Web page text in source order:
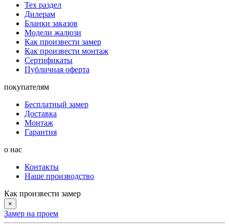
Тех раздел
Дилерам
Бланки заказов
Модели жалюзи
Как произвести замер
Как произвести монтаж
Сертификаты
Публичная оферта
покупателям
Бесплатный замер
Доставка
Монтаж
Гарантия
о нас
Контакты
Наше производство
Как произвести замер
×
Замер на проем